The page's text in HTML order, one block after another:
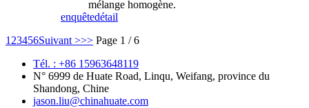
mélange homogène.
enquêtedétail
1 23456Suivant >>> Page 1 / 6
Tél. : +86 15963648119
N° 6999 de Huate Road, Linqu, Weifang, province du
Shandong, Chine
jason.liu@chinahuate.com